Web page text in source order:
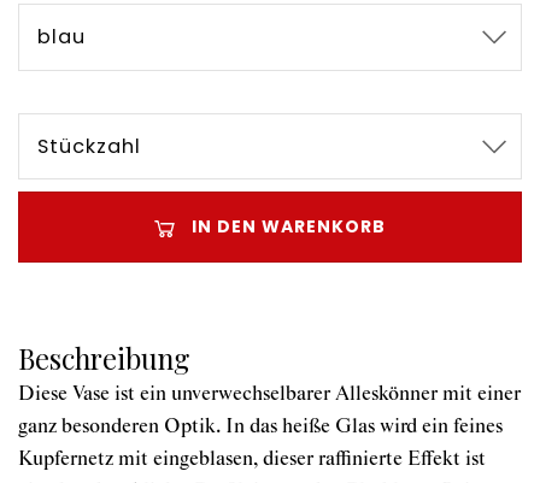
blau
Stückzahl
IN DEN WARENKORB
Beschreibung
Diese Vase ist ein unverwechselbarer Alleskönner mit einer
ganz besonderen Optik. In das heiße Glas wird ein feines
Kupfernetz mit eingeblasen, dieser raffinierte Effekt ist